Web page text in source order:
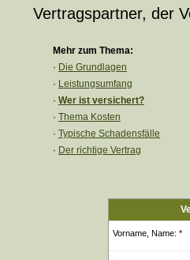
Vertragspartner, der
Mehr zum Thema:
· Die Grundlagen
· Leistungsumfang
· Wer ist versichert?
· Thema Kosten
· Typische Schadensfälle
· Der richtige Vertrag
Vorname, Name: *